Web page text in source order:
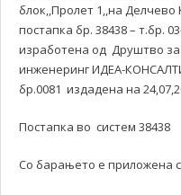
блок,,Пролет 1,,на
постапка бр. 38438 – т.бр.
изработена од Друштво за
инженеринг ИДЕА-
бр.0081 издадена на
Постапка во систем 38438
Со барањето е приложена